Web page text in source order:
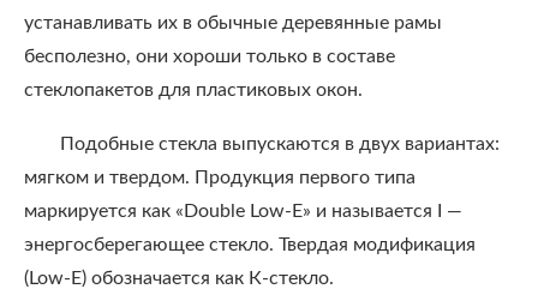
устанавливать их в обычные деревянные рамы
бесполезно, они хороши только в составе
стеклопакетов для пластиковых окон.
Подобные стекла выпускаются в двух вариантах:
мягком и твердом. Продукция первого типа
маркируется как «Double Low-E» и называется I —
энергосберегающее стекло. Твердая модификация
(Low-E) обозначается как К-стекло.